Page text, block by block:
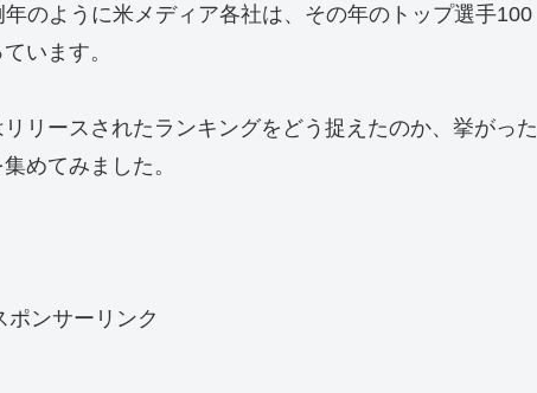
のように米メディア各社は、その年のトップ選手100
います。
リースされたランキングをどう捉えたのか、挙がった
集めてみました。
ポンサーリンク